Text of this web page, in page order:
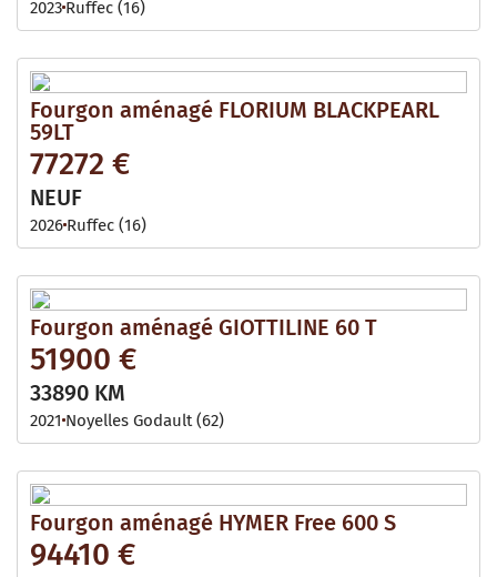
2023 Ruffec (16)
Fourgon aménagé FLORIUM BLACKPEARL
59LT
77272 €
NEUF
2026 Ruffec (16)
Fourgon aménagé GIOTTILINE 60 T
51900 €
33890 KM
2021 Noyelles Godault (62)
Fourgon aménagé HYMER Free 600 S
94410 €